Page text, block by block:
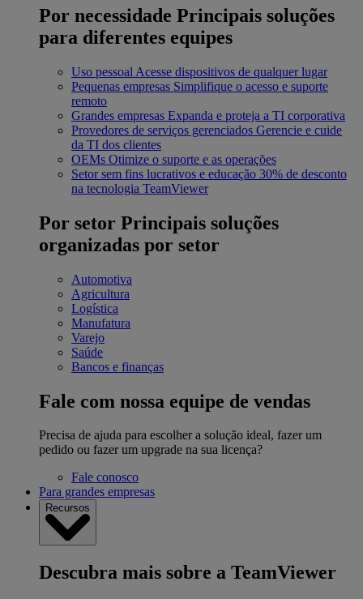
Por necessidade Principais soluções
para diferentes equipes
Uso pessoal Acesse dispositivos de qualquer lugar
Pequenas empresas Simplifique o acesso e suporte
remoto
Grandes empresas Expanda e proteja a TI corporativa
Provedores de serviços gerenciados Gerencie e cuide
da TI dos clientes
OEMs Otimize o suporte e as operações
Setor sem fins lucrativos e educação 30% de desconto
na tecnologia TeamViewer
Por setor Principais soluções
organizadas por setor
Automotiva
Agricultura
Logística
Manufatura
Varejo
Saúde
Bancos e finanças
Fale com nossa equipe de vendas
Precisa de ajuda para escolher a solução ideal, fazer um
pedido ou fazer um upgrade na sua licença?
Fale conosco
Para grandes empresas
Recursos
Descubra mais sobre a TeamViewer